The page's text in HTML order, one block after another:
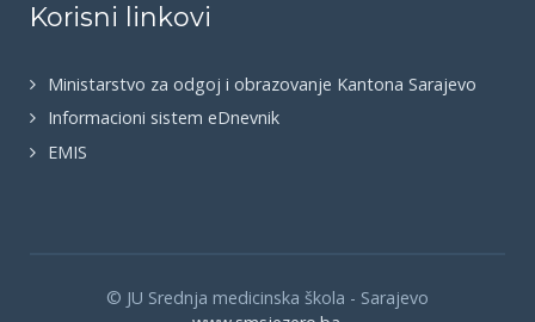
Korisni linkovi
Ministarstvo za odgoj i obrazovanje Kantona Sarajevo
Informacioni sistem eDnevnik
EMIS
© JU Srednja medicinska škola - Sarajevo